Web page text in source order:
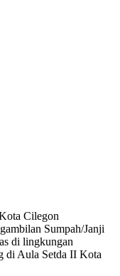
Cilegon
Sumpah/Janji
di lingkungan
di Aula Setda II Kota